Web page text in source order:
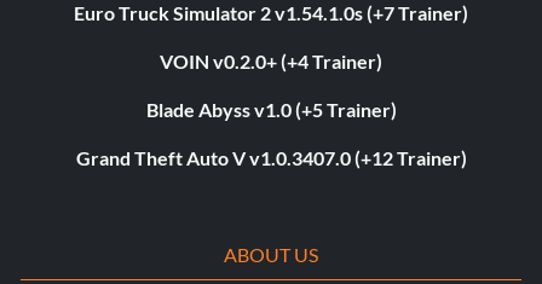
Euro Truck Simulator 2 v1.54.1.0s (+7 Trainer)
VOIN v0.2.0+ (+4 Trainer)
Blade Abyss v1.0 (+5 Trainer)
Grand Theft Auto V v1.0.3407.0 (+12 Trainer)
ABOUT US